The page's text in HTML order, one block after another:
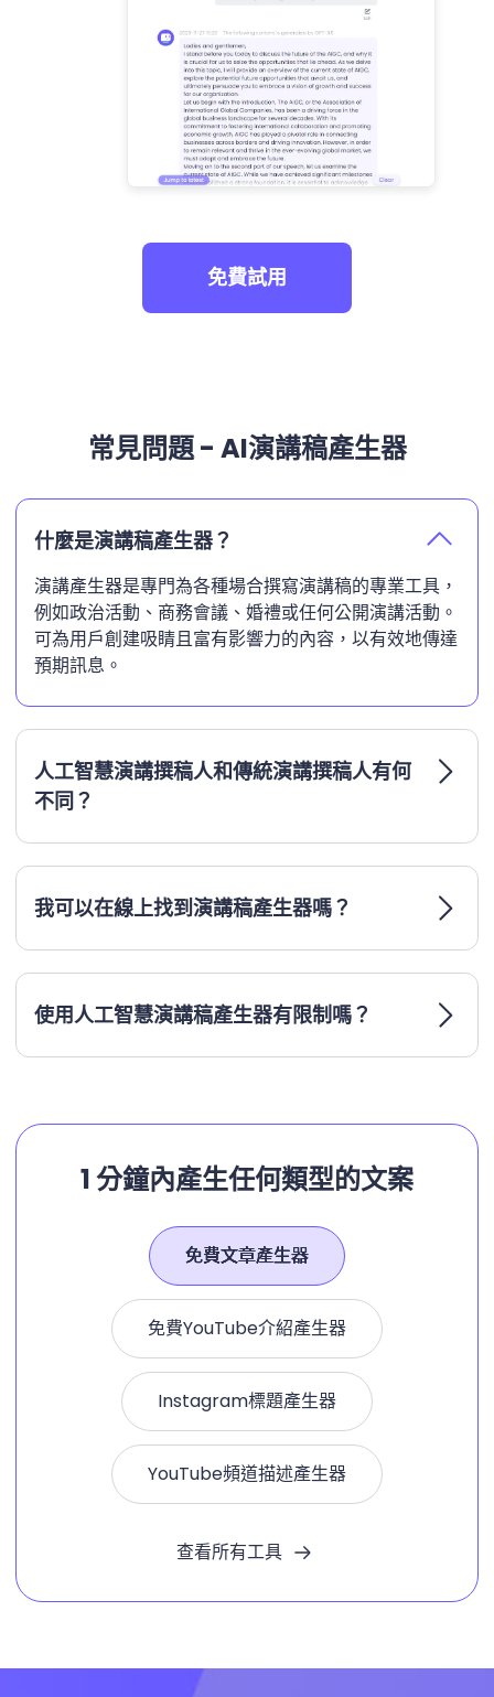
免費試用
常見問題 - AI演講稿產生器
什麼是演講稿產生器？
演講產生器是專門為各種場合撰寫演講稿的專業工具，
例如政治活動、商務會議、婚禮或任何公開演講活動。
可為用戶創建吸睛且富有影響力的內容，以有效地傳達
預期訊息。
人工智慧演講撰稿人和傳統演講撰稿人有何
不同？
我可以在線上找到演講稿產生器嗎？
使用人工智慧演講稿產生器有限制嗎？
1 分鐘內產生任何類型的文案
免費文章產生器
免費YouTube介紹產生器
Instagram標題產生器
YouTube頻道描述產生器
查看所有工具